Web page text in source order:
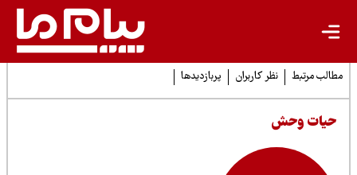
مرتبط نظر کاربران پربازدیدها
وحش